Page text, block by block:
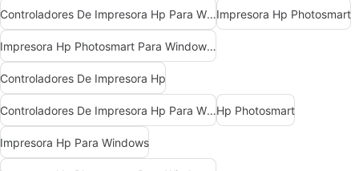
Controladores De Impresora Hp Para WindowsImpresora Hp Photosmart
Impresora Hp Photosmart Para Windows 10
Controladores De Impresora Hp
Controladores De Impresora Hp Para Windows 7Hp Photosmart
Impresora Hp Para Windows